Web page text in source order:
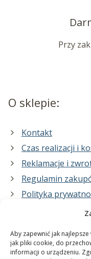
Aby zapewnić jak
jak pliki cookie, do
informacji o urządzeniu.
Przy
O sklepie:
Kontakt
Czas realizacji i
Reklamacje i
Regulamin
Polityka
Co zrobimy dla